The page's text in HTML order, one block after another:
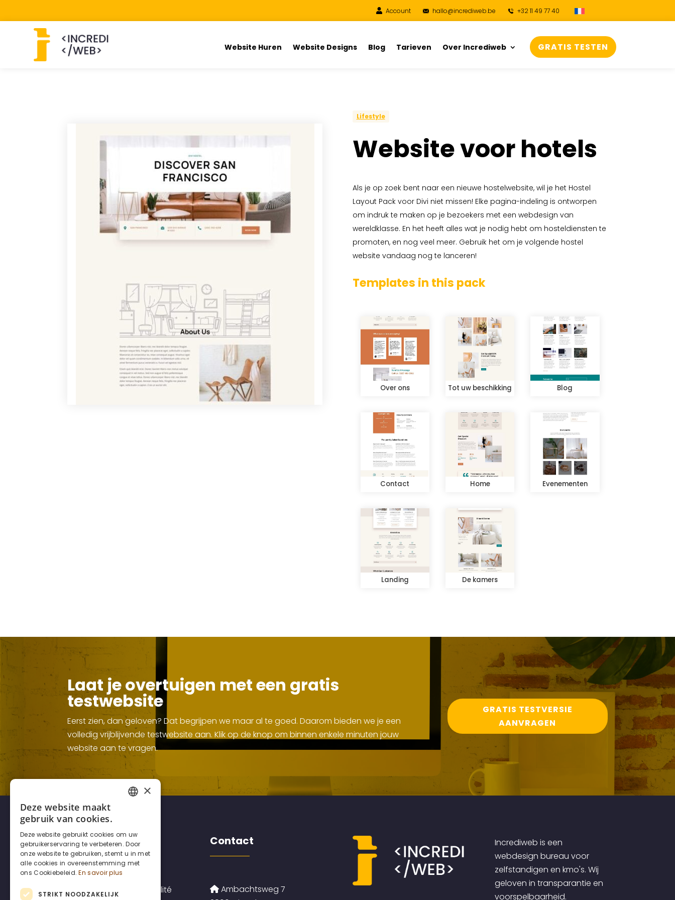
Account hallo@incrediweb.be +32 11 49 77 40
Website Huren Website Designs Blog Tarieven Over Incrediweb GRATIS TESTEN
Lifestyle
Website voor hotels
Als je op zoek bent naar een nieuwe hostelwebsite, wil je het Hostel
Layout Pack voor Divi niet missen! Elke pagina-indeling is ontworpen
om indruk te maken op je bezoekers met een webdesign van
wereldklasse. En het heeft alles wat je nodig hebt om hosteldiensten te
promoten, en nog veel meer. Gebruik het om je volgende hostel
website vandaag nog te lanceren!
Templates in this pack
Over ons Tot uw beschikking Blog
Contact Home Evenementen
Landing De kamers
Laat je overtuigen met een gratis
testwebsite
Eerst zien, dan geloven? Dat begrijpen we maar al te goed. Daarom bieden we je een
volledig vrijblijvende testwebsite aan. Klik op de knop om binnen enkele minuten jouw
website aan te vragen.
GRATIS TESTVERSIE
AANVRAGEN
Disclaimers
Politique de confidentialité
Contact
Ambachtsweg 7
Incrediweb is een
webdesign bureau voor
zelfstandigen en kmo's. Wij
geloven in transparantie en
voorspelbaarheid.
DUTCH
ENGLISH
×
Deze website maakt
gebruik van cookies.
Deze website gebruikt cookies om uw
gebruikerservaring te verbeteren. Door
onze website te gebruiken, stemt u in met
alle cookies in overeenstemming met
ons Cookiebeleid. En savoir plus
STRIKT NOODZAKELIJK